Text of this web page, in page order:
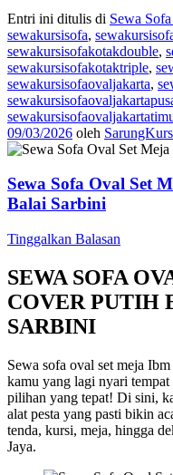
Entri ini ditulis di Sewa
sewakursisofa,
sewakursisofakotakdouble,
sewakursisofakotaktriple,
sewakursisofaovaljakarta,
09/03/2026 oleh
Sewa Sofa Oval Set
Balai Sarbini
Tinggalkan Balasan
SEWA SOFA
COVER PUTIH
SARBINI
Sewa sofa oval set meja
kamu yang lagi nyari tempat
pilihan yang tepat! Di sini,
alat pesta yang pasti bikin
tenda, kursi, meja, hingga
Jaya.